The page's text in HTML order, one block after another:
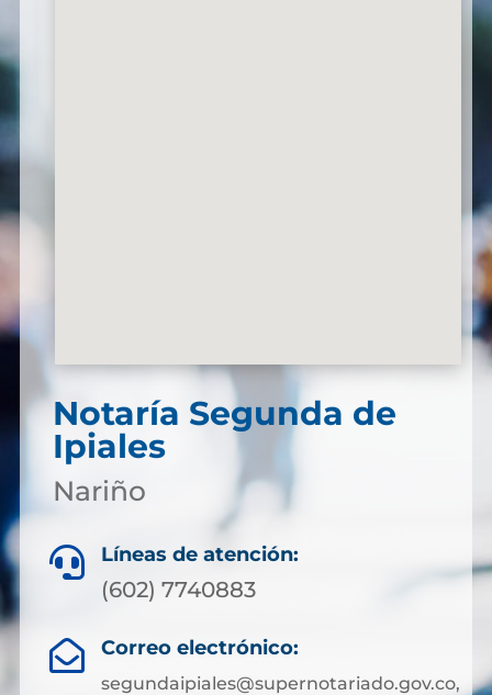
Notaría Segunda de
Ipiales
Nariño
 Líneas de atención:
(602) 7740883
 Correo electrónico:
segundaipiales@supernotariado.gov.co,